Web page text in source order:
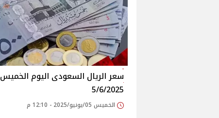
سعر الريال السعودى اليوم الخميس
5/6/2025
الخميس 05/يونيو/2025 - 12:10 م